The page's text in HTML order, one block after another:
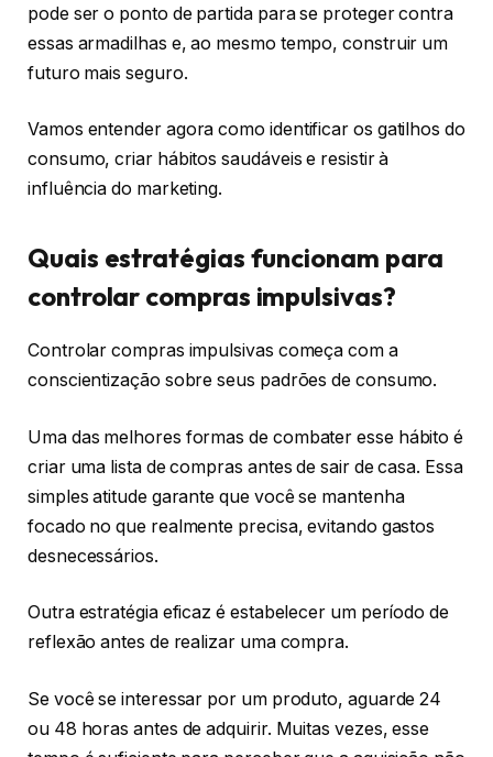
pode ser o ponto de partida para se proteger contra
essas armadilhas e, ao mesmo tempo, construir um
futuro mais seguro.
Vamos entender agora como identificar os gatilhos do
consumo, criar hábitos saudáveis e resistir à
influência do marketing.
Quais estratégias funcionam para
controlar compras impulsivas?
Controlar compras impulsivas começa com a
conscientização sobre seus padrões de consumo.
Uma das melhores formas de combater esse hábito é
criar uma lista de compras antes de sair de casa. Essa
simples atitude garante que você se mantenha
focado no que realmente precisa, evitando gastos
desnecessários.
Outra estratégia eficaz é estabelecer um período de
reflexão antes de realizar uma compra.
Se você se interessar por um produto, aguarde 24
ou 48 horas antes de adquirir. Muitas vezes, esse